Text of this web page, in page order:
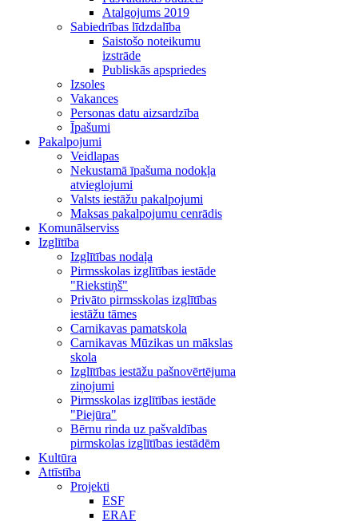
Atalgojums 2019
Sabiedrības līdzdalība
Saistošo noteikumu
izstrāde
Publiskās apspriedes
Izsoles
Vakances
Personas datu aizsardzība
Īpašumi
Pakalpojumi
Veidlapas
Nekustamā īpašuma nodokļa
atvieglojumi
Valsts iestāžu pakalpojumi
Maksas pakalpojumu cenrādis
Komunālserviss
Izglītība
Izglītības nodaļa
Pirmsskolas izglītības iestāde
"Riekstiņš"
Privāto pirmsskolas izglītības
iestāžu tāmes
Carnikavas pamatskola
Carnikavas Mūzikas un mākslas
skola
Izglītības iestāžu pašnovērtējuma
ziņojumi
Pirmsskolas izglītības iestāde
"Piejūra"
Bērnu rinda uz pašvaldības
pirmskolas izglītības iestādēm
Kultūra
Attīstība
Projekti
ESF
ERAF